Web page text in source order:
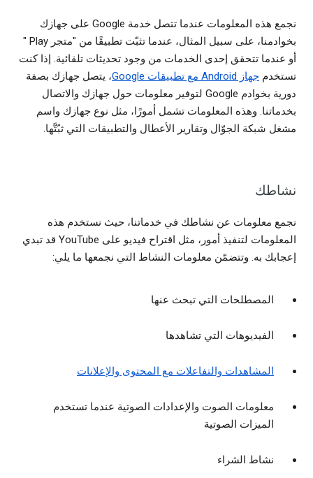
نجمع هذه المعلومات عندما تتصل خدمة Google على جهازك
بخوادمنا، على سبيل المثال، عندما تثبّت تطبيقًا من "متجر Play "
أو عندما تتحقق إحدى الخدمات من وجود تحديثات تلقائية. إذا كنت
تستخدم جهاز Android مع تطبيقات Google
، يتصل جهازك بصفة
دورية بخوادم Google لتوفير معلومات حول جهازك والاتصال
بخدماتنا. وهذه المعلومات تشمل أمورًا، مثل نوع جهازك واسم
مشغل شبكة الجوّال وتقارير الأعطال والتطبيقات التي ثبّتَّها.
نشاطك
نجمع معلومات عن نشاطك في خدماتنا، حيث نستخدم هذه
المعلومات لتنفيذ أمور، مثل اقتراح فيديو على YouTube قد تبدي
إعجابك به. وتتضمّن معلومات النشاط التي نجمعها ما يلي:
المصطلحات التي تبحث عنها
الفيديوهات التي تشاهدها
المشاهدات والتفاعلات مع المحتوى والإعلانات
معلومات الصوت والإعدادات الصوتية عندما تستخدم
الميزات الصوتية
نشاط الشراء